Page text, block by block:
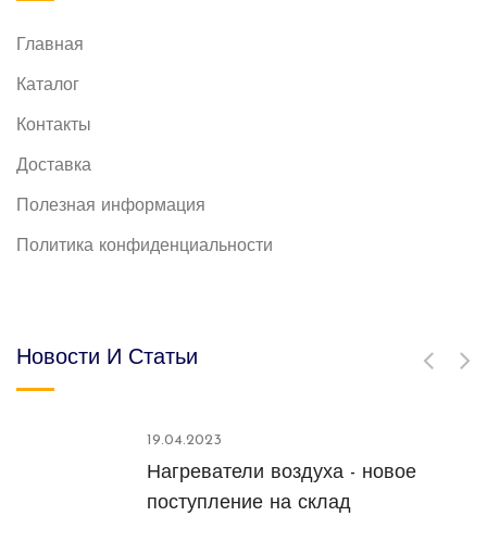
Главная
Каталог
Контакты
Доставка
Полезная информация
Политика конфиденциальности
Новости И Статьи
19.04.2023
Нагреватели воздуха - новое
поступление на склад